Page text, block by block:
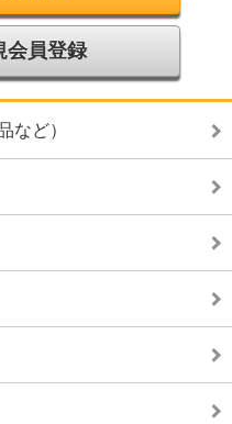
会員登録
など）